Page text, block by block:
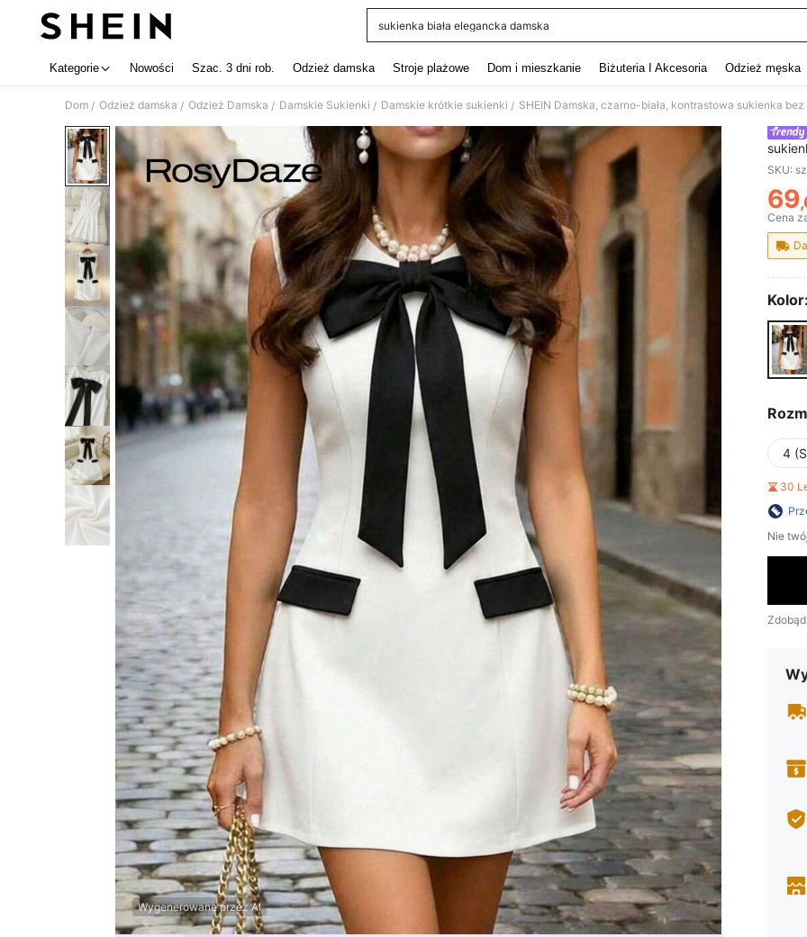
sukienka biała elegancka damska
Kategorie Nowości Szac. 3 dni rob. Odzież damska Stroje plażowe Dom i mieszkanie Biżuteria I Akcesoria Odzież męska
Dom / Odzież damska / Odzież Damska / Damskie Sukienki / Damskie krótkie sukienki /
Wygenerowane przez AI
SKU:
69
Cena
Kolor:
4
30
Nie